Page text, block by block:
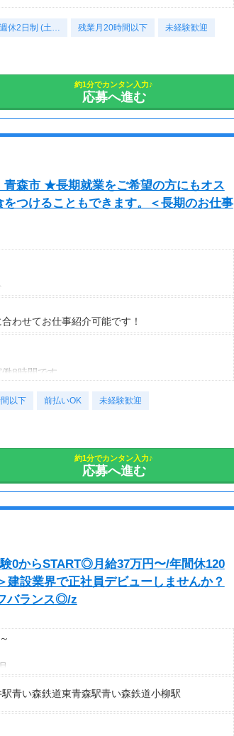
休2日制 (土… 残業月20時間以下 未経験歓迎
約1分でカンタン入力♪
応募へ進む
森市 ★長期就業をご希望の方にもオス
つけることもできます。＜長期のお仕事
わせてお仕事紹介可能です！
8時間です。
・水・木・金・祝
以下 前払いOK 未経験歓迎
約1分でカンタン入力♪
応募へ進む
0からSTART◎月給37万円〜/年間休120
建設業界で正社員デビューしませんか？
バランス◎/z
一律手当含む
／1万2,000円～3万円
青い森鉄道東青森駅青い森鉄道小柳駅